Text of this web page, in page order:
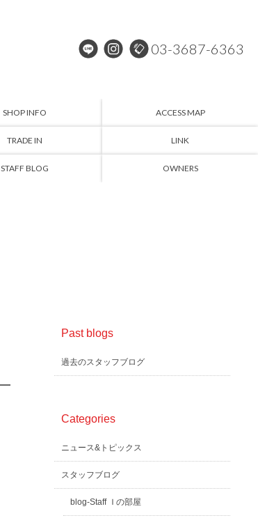
03-3687-6363
SHOP INFO ACCESS MAP
TRADE IN LINK
STAFF BLOG OWNERS
Past blogs
過去のスタッフブログ
Categories
ニュース&トピックス
スタッフブログ
blog-Staff Ｉの部屋